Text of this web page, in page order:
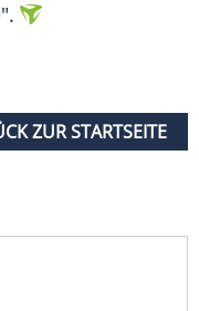
ZUR STARTSEITE